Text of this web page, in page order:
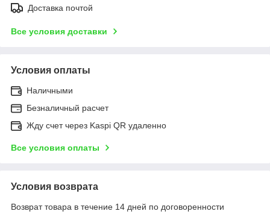
Доставка почтой
Все условия доставки
Условия оплаты
Наличными
Безналичный расчет
Жду счет через Kaspi QR удаленно
Все условия оплаты
Условия возврата
Возврат товара в течение 14 дней по договоренности